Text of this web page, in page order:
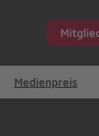
Medienpreis